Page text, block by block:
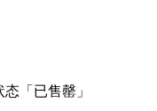
态「已售罄」